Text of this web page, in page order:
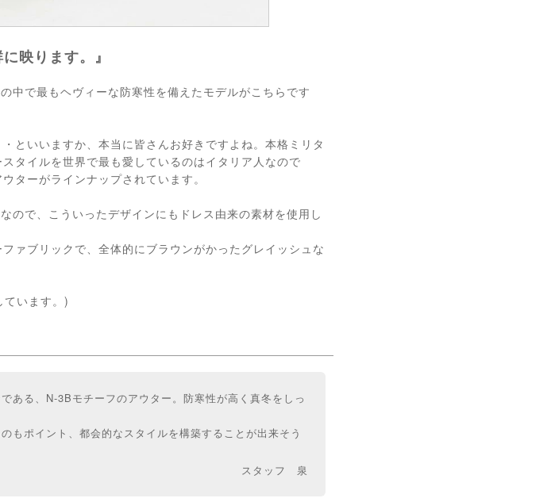
映ります。』
中で最もヘヴィーな防寒性を備えたモデルがこちらです
といいますか、本当に皆さんお好きですよね。本格ミリタ
タイルを世界で最も愛しているのはイタリア人なので
ターがラインナップされています。
ので、こういったデザインにもドレス由来の素材を使用し
ァブリックで、全体的にブラウンがかったグレイッシュな
います。)
ある、N-3Bモチーフのアウター。防寒性が高く真冬をしっ
もポイント、都会的なスタイルを構築することが出来そう
スタッフ 泉